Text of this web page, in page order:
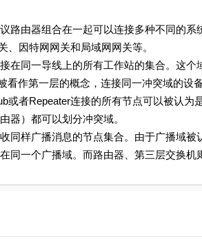
组合在一起可以连接多种不同的系统
、因特网网关和局域网网关等。
导线上的所有工作站的集合。这个域
看作第一层的概念，连接同一冲突域的设
或者Repeater连接的所有节点可以被认
器）都可以划分冲突域。
播消息的节点集合。由于广播域被认
同一个广播域。而路由器、第三层交换机